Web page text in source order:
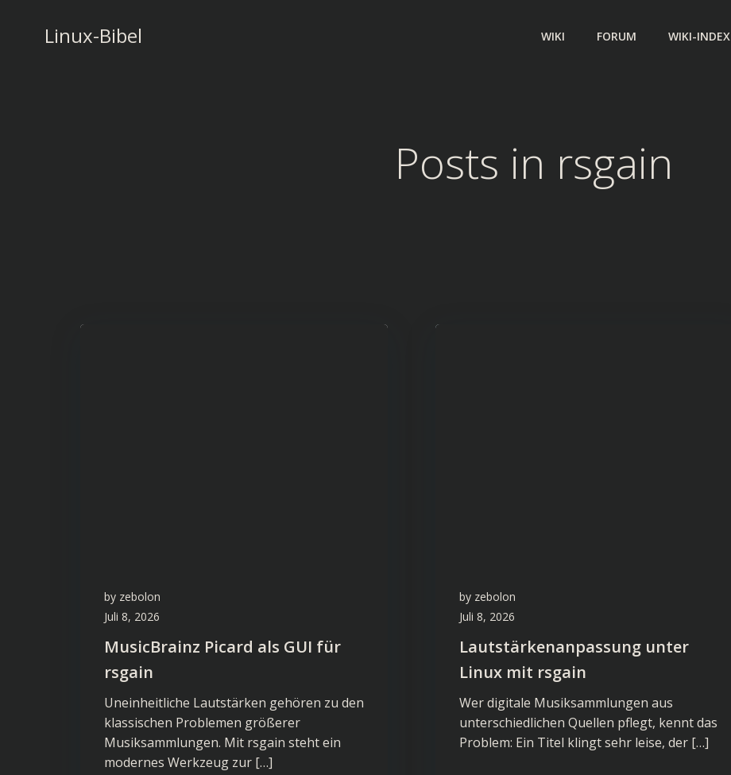
springenLinux-Bibel WIKI FORUM WIKI-INDEX
Posts in rsgain
by zebolon
Juli 8, 2026
MusicBrainz Picard als GUI für
rsgain
Uneinheitliche Lautstärken gehören zu den
klassischen Problemen größerer
Musiksammlungen. Mit rsgain steht ein
modernes Werkzeug zur […]
by zebolon
Juli 8, 2026
Lautstärkenanpassung unter
Linux mit rsgain
Wer digitale Musiksammlungen aus
unterschiedlichen Quellen pflegt, kennt das
Problem: Ein Titel klingt sehr leise, der […]